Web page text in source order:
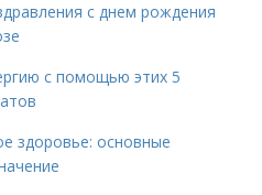
с днем рождения
с помощью этих 5
здоровье: основные